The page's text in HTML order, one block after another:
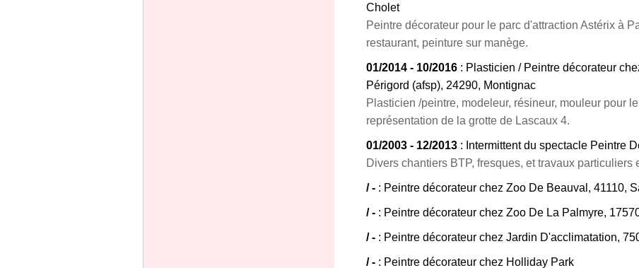
Cholet
Peintre décorateur pour le parc d'attraction Astérix à
restaurant, peinture sur manège.
01/2014 - 10/2016 : Plasticien / Peintre décorateur
Périgord (afsp), 24290, Montignac
Plasticien /peintre, modeleur, résineur, mouleur pour
représentation de la grotte de Lascaux 4.
01/2003 - 12/2013 : Intermittent du spectacle Peintre
Divers chantiers BTP, fresques, et travaux particuliers
/ - : Peintre décorateur chez Zoo De Beauval, 41110,
/ - : Peintre décorateur chez Zoo De La Palmyre,
/ - : Peintre décorateur chez Jardin D'acclimatation,
/ - : Peintre décorateur chez Holliday Park